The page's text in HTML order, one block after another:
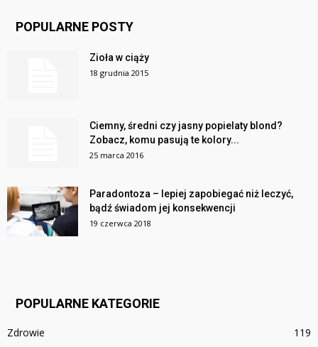
POPULARNE POSTY
Zioła w ciąży
18 grudnia 2015
Ciemny, średni czy jasny popielaty blond?
Zobacz, komu pasują te kolory...
25 marca 2016
Paradontoza – lepiej zapobiegać niż leczyć,
bądź świadom jej konsekwencji
19 czerwca 2018
POPULARNE KATEGORIE
Zdrowie
119